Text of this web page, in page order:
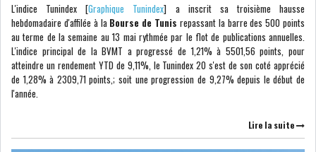
LE PÉTROLE REPART À LA
HAUSSE APRÈS LA P...
L'indice Tunindex [Graphique Tunindex] a inscrit sa troisième hausse
hebdomadaire d'affilée à la Bourse de Tunis repassant la barre des 500 points
au terme de la semaine au 13 mai rythmée par le flot de publications annuelles.
L'indice principal de la BVMT a progressé de 1,21% à 5501,56 points, pour
atteindre un rendement YTD de 9,11%, le Tunindex 20 s'est de son coté apprécié
de 1,28% à 2309,71 points,; soit une progression de 9,27% depuis le début de
l'année.
Lire la suite